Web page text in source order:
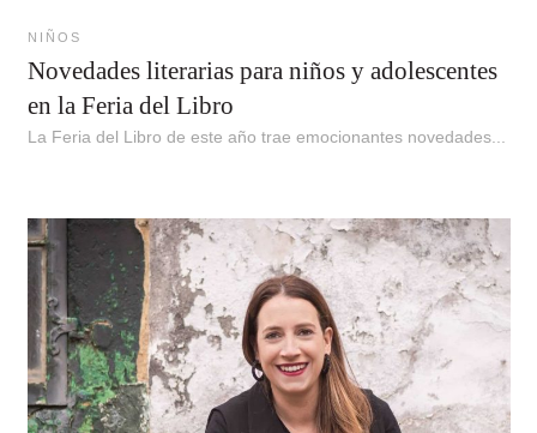
NIÑOS
Novedades literarias para niños y adolescentes
en la Feria del Libro
La Feria del Libro de este año trae emocionantes novedades...